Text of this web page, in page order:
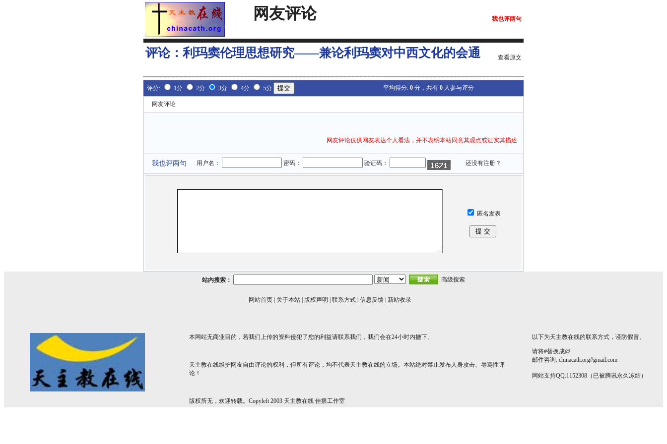
网友评论 我也评两句
评论：利玛窦伦理思想研究——兼论利玛窦对中西文化的会通 查看原文
评分: 1分 2分 3分 4分 5分 平均得分: 0 分，共有 0 人参与评分
网友评论
网友评论仅供网友表达个人看法，并不表明本站同意其观点或证实其描述
我也评两句 用户名： 密码： 验证码： 还没有注册？
匿名发表
站内搜索： 高级搜索
网站首页 关于本站 版权声明 联系方式 信息反馈 新站收录
本网站无商业目的，若我们上传的资料侵犯了您的利益请联系我们，我们会在24小时内撤下。
天主教在线维护网友自由评论的权利，但所有评论，均不代表天主教在线的立场。本站绝对禁止发布人身攻击、辱骂性评
论！
版权所无，欢迎转载。Copyleft 2003 天主教在线 佳播工作室
以下为天主教在线的联系方式，谨防假冒。
请将#替换成@
邮件咨询: chinacath.org#gmail.com
网站支持QQ:1152308（已被腾讯永久冻结）